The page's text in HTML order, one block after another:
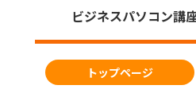
ビジネスパソコン講
トップページ